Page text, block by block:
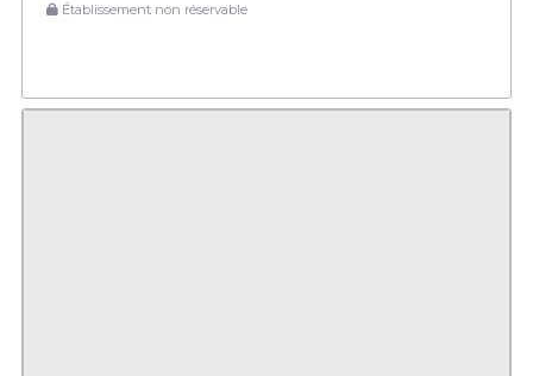
Établissement non réservable